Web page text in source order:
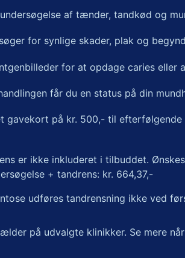
af tænder, tandkød og
for synlige skader, plak og
for at opdage caries eller
får du en status på din
gavekort på kr. 500,- til efterfølgende
er ikke inkluderet i tilbuddet.
+ tandrens: kr. 664,37,-
udføres tandrensning ikke ved
på udvalgte klinikker. Se mere